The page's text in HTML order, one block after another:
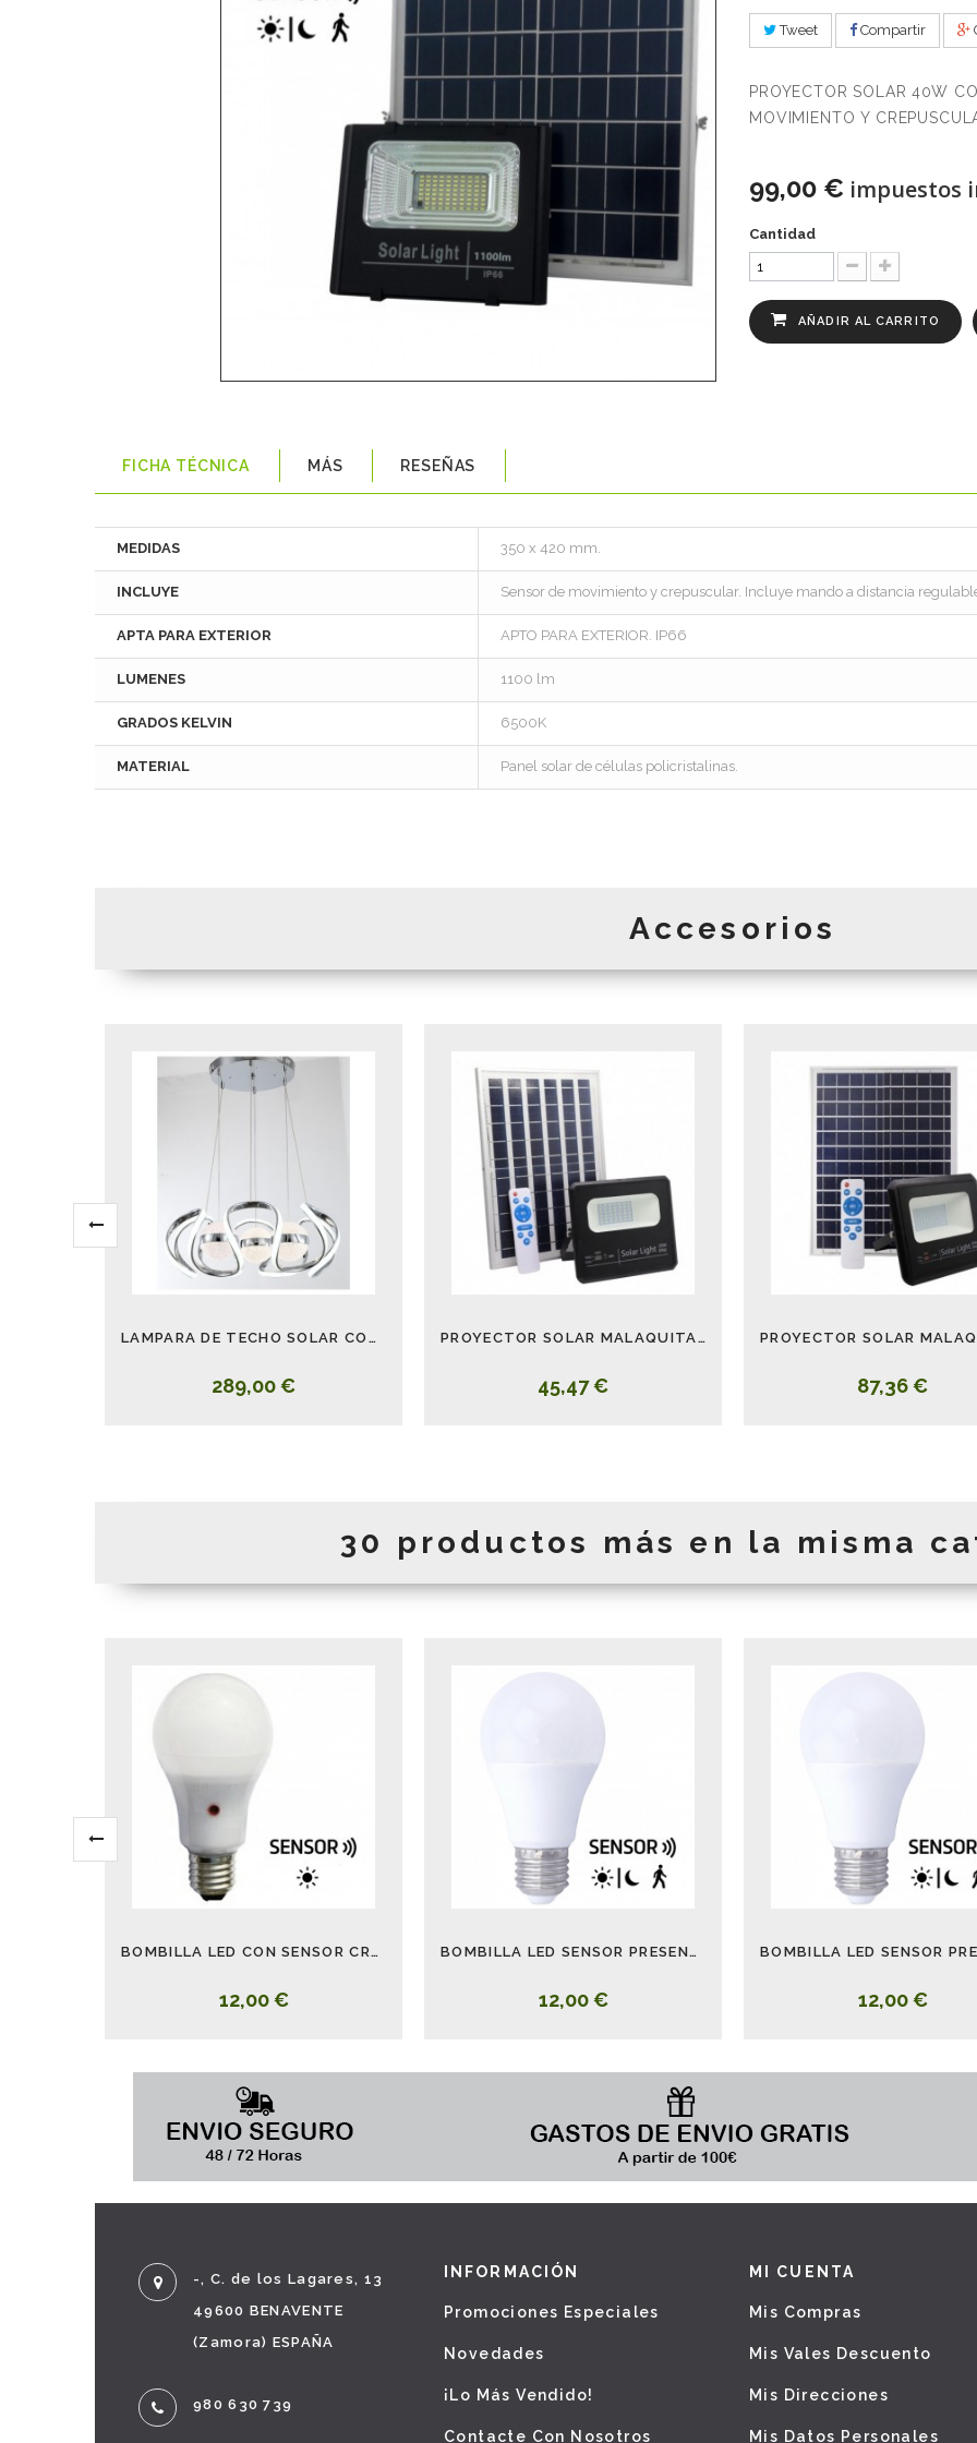
Tweet Compartir
PROYECTOR SOLAR 40W
MOVIMIENTO Y
99,00 € impuestos
Cantidad
AÑADIR AL CARRITO
FICHA TÉCNICA MÁS RESEÑAS
MEDIDAS 350 x 420 mm.
INCLUYE Sensor de movimiento y crepuscular. Incluye mando a distancia
APTA PARA EXTERIOR APTO PARA EXTERIOR. IP66
LUMENES 1100 lm
GRADOS KELVIN 6500K
MATERIAL Panel solar de células policristalinas.
Accesorios
LAMPARA DE TECHO SOLAR CON MANDO 123W
289,00 €
PROYECTOR SOLAR MALAQUITA 20W CON MANDO A DISTANCIA
45,47 € 87,36 €
30 productos más en la misma
BOMBILLA LED CON SENSOR CREPUSCULAR 12W 6000K
12,00 €
BOMBILLA LED SENSOR PRESENCIA Y CREPUS. 10W 2700K
12,00 € 12,00 €
-, C. de los Lagares, 13
49600 BENAVENTE
(Zamora) ESPAÑA
980 630 739
INFORMACIÓN
Promociones Especiales
Novedades
¡Lo Más Vendido!
Contacte Con Nosotros
MI CUENTA
Mis Compras
Mis Vales Descuento
Mis Direcciones
Mis Datos Personales